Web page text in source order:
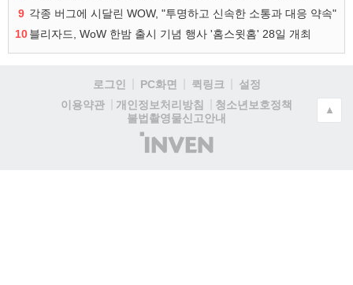
9 각종 버그에 시달린 WOW, "투명하고 신속한 소통과 대응 약속"
10블리자드, WoW 한밤 출시 기념 행사 '홈스윗홈' 28일 개최
로그인 PC화면 퀵링크
설정
이용약관
개인정보처리방침
청소년보호정책
불법촬영물신고안내
(주)
인
▲